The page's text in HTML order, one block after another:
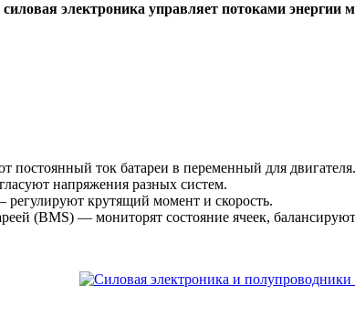
электроника управляет потоками энергии
постоянный ток батареи в переменный для двигателя.
напряжения разных систем.
регулируют крутящий момент и скорость.
(BMS) — мониторят состояние ячеек,